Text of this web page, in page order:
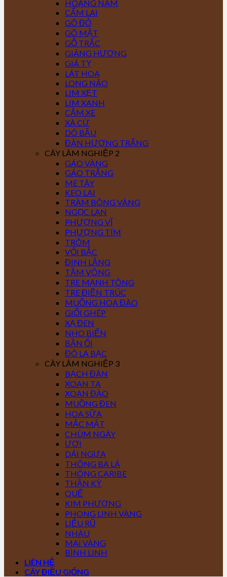
HOÀNG NAM
CẨM LAI
GÕ ĐỎ
GÕ MẬT
GỖ TRẮC
GIÁNG HƯƠNG
GIÁ TỴ
LÁT HOA
LONG NÃO
LIM XẸT
LIM XANH
CĂM XE
XÀ CỪ
DÓ BẦU
ĐÀN HƯƠNG TRẮNG
CÂY LÂM NGHIỆP 2
GÁO VÀNG
GÁO TRẮNG
ME TÂY
KEO LAI
TRÀM BÔNG VÀNG
NGỌC LAN
PHƯỢNG VĨ
PHƯỢNG TÍM
TRÔM
VỐI BẮC
ĐINH LĂNG
TẦM VÔNG
TRE MẠNH TÔNG
TRE ĐIỀN TRÚC
MUỒNG HOA ĐÀO
GIỔI GHÉP
XẠ ĐEN
NHO BIỂN
BẦN ỔI
ĐÔ LA BẠC
CÂY LÂM NGHIỆP 3
BẠCH ĐÀN
XOAN TA
XOAN ĐÀO
MUỒNG ĐEN
HOA SỮA
MẮC MẬT
CHÙM NGÂY
ƯƠI
DÁI NGỰA
THÔNG BA LÁ
THÔNG CARIBE
THẦN KỲ
QUẾ
KIM PHƯỢNG
PHONG LINH VÀNG
LIỄU RŨ
NHÀU
MAI VÀNG
BÌNH LINH
LIÊN HỆ
CÂY ĐIỀU GIỐNG